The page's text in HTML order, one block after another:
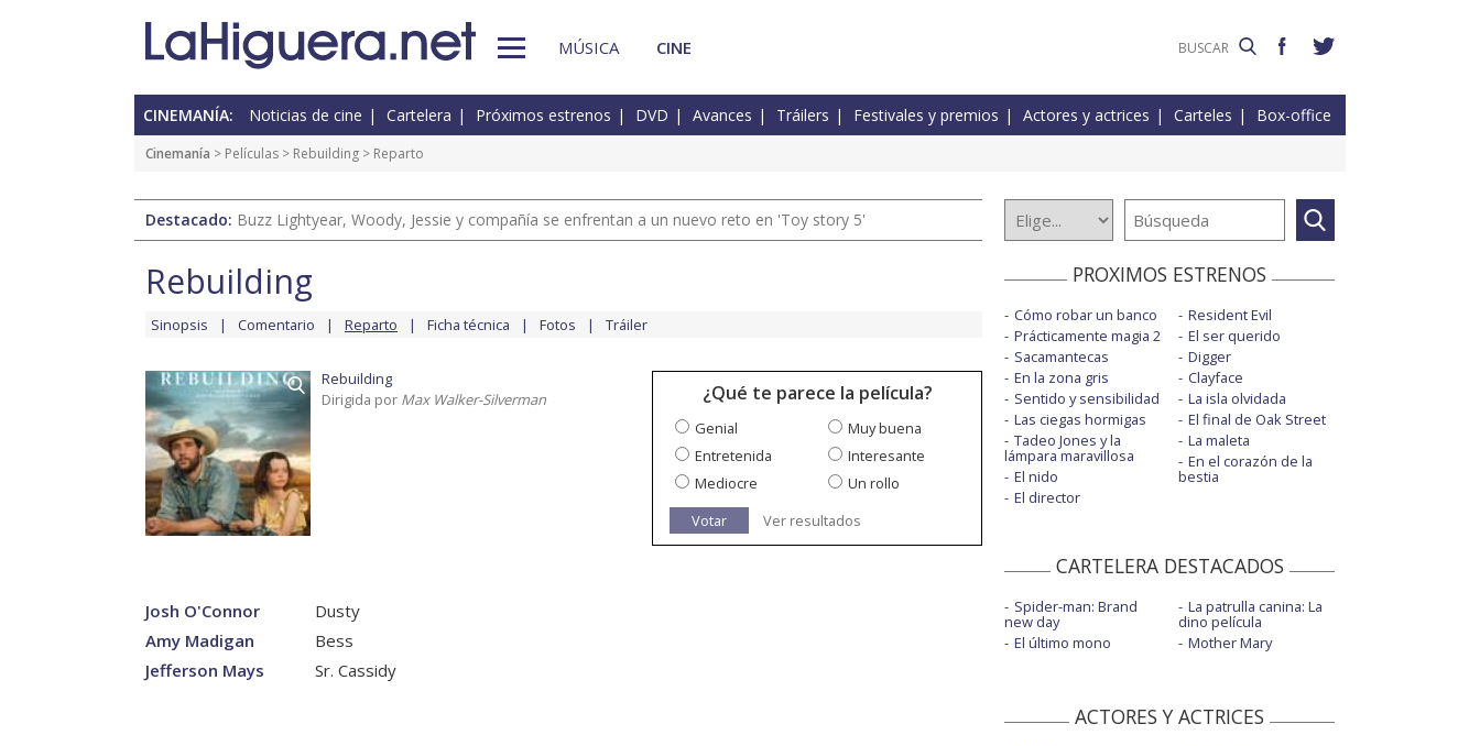
MÚSICA CINE
CINEMANÍA: Noticias de cine Cartelera Próximos estrenos DVD Avances Tráilers Festivales y premios Actores y actrices Carteles Box-office
Cinemanía > Películas > Rebuilding > Reparto
Destacado: Buzz Lightyear, Woody, Jessie y compañía se enfrentan a un nuevo reto en 'Toy story 5'
Rebuilding
Sinopsis Comentario Reparto Ficha técnica Fotos Tráiler
Rebuilding
Dirigida por Max Walker-Silverman ¿Qué te parece la película?
Genial
Muy buena
Entretenida
Interesante
Mediocre
Un rollo
Votar
Ver resultados
Josh O'Connor
Dusty
Amy Madigan
Bess
Jefferson Mays
Sr. Cassidy
PROXIMOS ESTRENOS
Cómo robar un banco
Prácticamente magia 2
Sacamantecas
En la zona gris
Sentido y sensibilidad
Las ciegas hormigas
Tadeo Jones y la
lámpara maravillosa
El nido
El director
Resident Evil
El ser querido
Digger
Clayface
La isla olvidada
El final de Oak Street
La maleta
En el corazón de la
bestia
CARTELERA DESTACADOS
Spider-man: Brand
new day
El último mono
La patrulla canina: La
dino película
Mother Mary
ACTORES Y ACTRICES